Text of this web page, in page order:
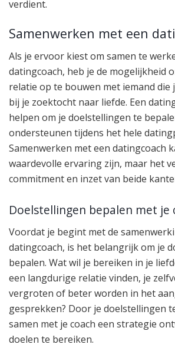
verdient.
Samenwerken met een
Als je ervoor kiest om samen te
datingcoach, heb je de mogelijkheid
relatie op te bouwen met iemand die
bij je zoektocht naar liefde. Een
helpen om je doelstellingen te
ondersteunen tijdens het hele
Samenwerken met een datingcoach
waardevolle ervaring zijn, maar het
commitment en inzet van beide
Doelstellingen bepalen met je
Voordat je begint met de
datingcoach, is het belangrijk om je
bepalen. Wat wil je bereiken in je
een langdurige relatie vinden, je
vergroten of beter worden in het
gesprekken? Door je doelstellingen
samen met je coach een strategie
doelen te bereiken.